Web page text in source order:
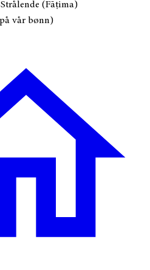
(Fāṭima)
vår bønn)